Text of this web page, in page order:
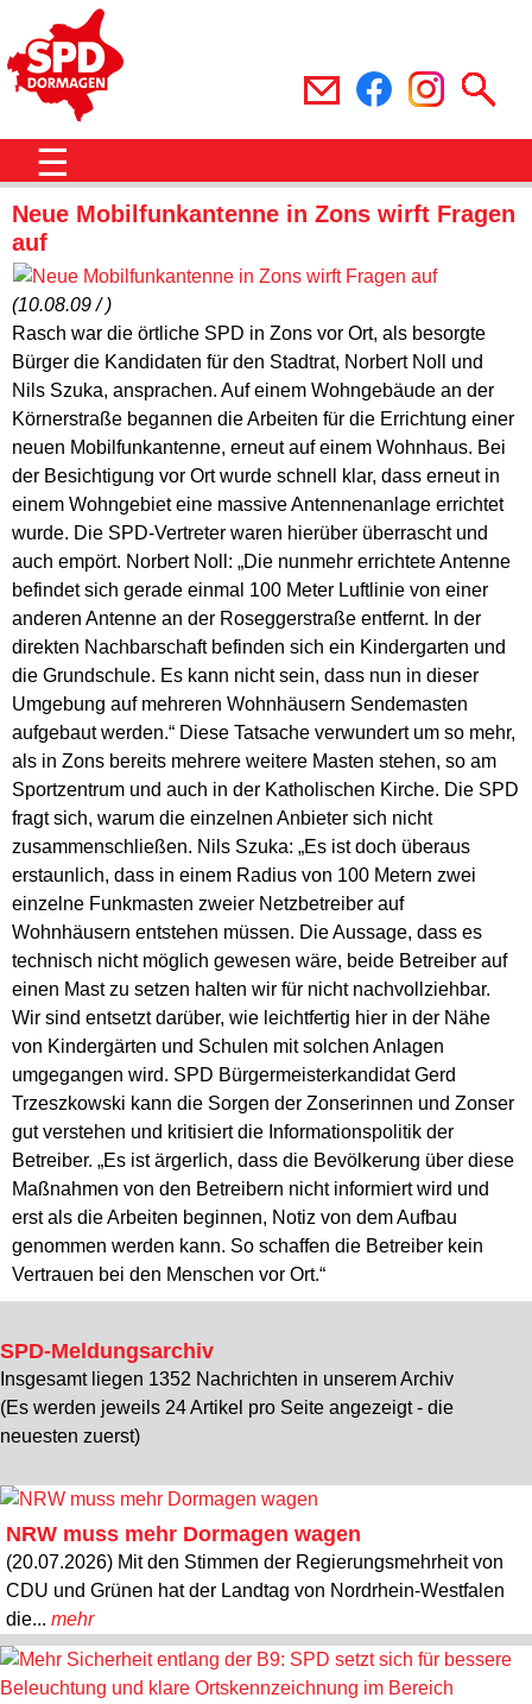
☰
Neue Mobilfunkantenne in Zons wirft Fragen
auf
(10.08.09 / )
Rasch war die örtliche SPD in Zons vor Ort, als besorgte
Bürger die Kandidaten für den Stadtrat, Norbert Noll und
Nils Szuka, ansprachen. Auf einem Wohngebäude an der
Körnerstraße begannen die Arbeiten für die Errichtung einer
neuen Mobilfunkantenne, erneut auf einem Wohnhaus. Bei
der Besichtigung vor Ort wurde schnell klar, dass erneut in
einem Wohngebiet eine massive Antennenanlage errichtet
wurde. Die SPD-Vertreter waren hierüber überrascht und
auch empört. Norbert Noll: „Die nunmehr errichtete Antenne
befindet sich gerade einmal 100 Meter Luftlinie von einer
anderen Antenne an der Roseggerstraße entfernt. In der
direkten Nachbarschaft befinden sich ein Kindergarten und
die Grundschule. Es kann nicht sein, dass nun in dieser
Umgebung auf mehreren Wohnhäusern Sendemasten
aufgebaut werden.“ Diese Tatsache verwundert um so mehr,
als in Zons bereits mehrere weitere Masten stehen, so am
Sportzentrum und auch in der Katholischen Kirche. Die SPD
fragt sich, warum die einzelnen Anbieter sich nicht
zusammenschließen. Nils Szuka: „Es ist doch überaus
erstaunlich, dass in einem Radius von 100 Metern zwei
einzelne Funkmasten zweier Netzbetreiber auf
Wohnhäusern entstehen müssen. Die Aussage, dass es
technisch nicht möglich gewesen wäre, beide Betreiber auf
einen Mast zu setzen halten wir für nicht nachvollziehbar.
Wir sind entsetzt darüber, wie leichtfertig hier in der Nähe
von Kindergärten und Schulen mit solchen Anlagen
umgegangen wird. SPD Bürgermeisterkandidat Gerd
Trzeszkowski kann die Sorgen der Zonserinnen und Zonser
gut verstehen und kritisiert die Informationspolitik der
Betreiber. „Es ist ärgerlich, dass die Bevölkerung über diese
Maßnahmen von den Betreibern nicht informiert wird und
erst als die Arbeiten beginnen, Notiz von dem Aufbau
genommen werden kann. So schaffen die Betreiber kein
Vertrauen bei den Menschen vor Ort.“
SPD-Meldungsarchiv
Insgesamt liegen 1352 Nachrichten in unserem Archiv
(Es werden jeweils 24 Artikel pro Seite angezeigt - die
neuesten zuerst)
NRW muss mehr Dormagen wagen
(20.07.2026) Mit den Stimmen der Regierungsmehrheit von
CDU und Grünen hat der Landtag von Nordrhein-Westfalen
die... mehr